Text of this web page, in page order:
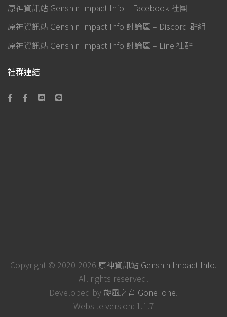
原神資訊站 Genshin Impact Info – Facebook 社團
原神資訊站 Genshin Impact Info 討論區 – Discord 群組
原神資訊站 Genshin Impact Info 討論區 – Line 社群
社群連結
Copyright © 2020-2026 原神資訊站 Genshin Impact Info.
All rights reserved.
Developed by 旋風之音 GoneTone.
Website version: 1.1.7